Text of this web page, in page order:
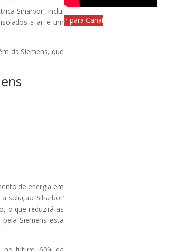
Siharbor’, inclui
a ar e um
da Siemens, que
de energia em
‘Siharbor’
o que reduzirá as
Siemens esta
Ir para Canal